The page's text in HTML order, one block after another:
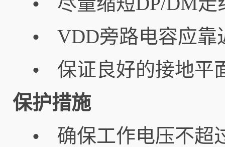
• VDD旁路电容应靠
• 保证良好的接地平
保护措施
• 确保工作电压不超